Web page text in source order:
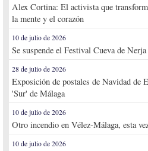
Alex Cortina: El activista que
la mente y el corazón
10 de julio de 2026
Se suspende el Festival Cueva de
28 de julio de 2026
Exposición de postales de Navidad de
'Sur' de Málaga
10 de julio de 2026
Otro incendio en Vélez-Málaga, esta
10 de julio de 2026